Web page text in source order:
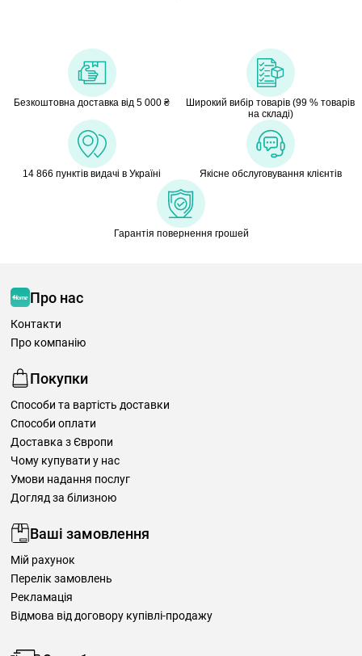
Безкоштовна доставка від 5 000 ₴
Широкий вибір товарів (99 % товарів
на складі)
14 866 пунктів видачі в Україні Якісне обслуговування клієнтів
Гарантія повернення грошей
Про нас
Контакти
Про компанію
Покупки
Способи та вартість доставки
Способи оплати
Доставка з Європи
Чому купувати у нас
Умови надання послуг
Догляд за білизною
Ваші замовлення
Мій рахунок
Перелік замовлень
Рекламація
Відмова від договору купівлі-продажу